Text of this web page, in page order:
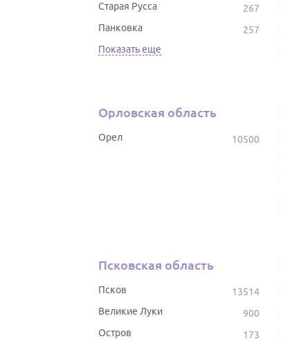
267
Старая Русса
257
Панковка
Показать еще
Орловская область
10500
Орел
Псковская область
13514
Псков
900
Великие Луки
173
Остров